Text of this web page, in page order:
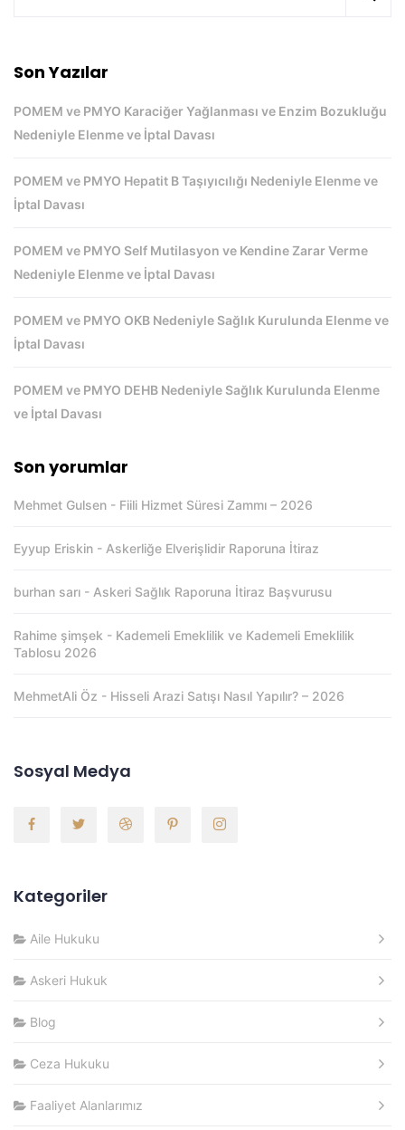
Son Yazılar
POMEM ve PMYO Karaciğer Yağlanması ve Enzim Bozukluğu
Nedeniyle Elenme ve İptal Davası
POMEM ve PMYO Hepatit B Taşıyıcılığı Nedeniyle Elenme ve
İptal Davası
POMEM ve PMYO Self Mutilasyon ve Kendine Zarar Verme
Nedeniyle Elenme ve İptal Davası
POMEM ve PMYO OKB Nedeniyle Sağlık Kurulunda Elenme ve
İptal Davası
POMEM ve PMYO DEHB Nedeniyle Sağlık Kurulunda Elenme
ve İptal Davası
Son yorumlar
Mehmet Gulsen - Fiili Hizmet Süresi Zammı – 2026
Eyyup Eriskin - Askerliğe Elverişlidir Raporuna İtiraz
burhan sarı - Askeri Sağlık Raporuna İtiraz Başvurusu
Rahime şimşek - Kademeli Emeklilik ve Kademeli Emeklilik
Tablosu 2026
MehmetAli Öz - Hisseli Arazi Satışı Nasıl Yapılır? – 2026
Sosyal Medya
Kategoriler
Aile Hukuku
Askeri Hukuk
Blog
Ceza Hukuku
Faaliyet Alanlarımız